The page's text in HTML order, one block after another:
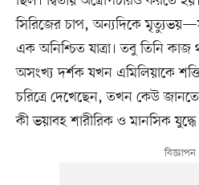
সিরিজের চাপ, অন্যদিকে
এক অনিশ্চিত যাত্রা। তবু তিনি কাজ
অসংখ্য দর্শক যখন এমিলিয়াকে
চরিত্রে দেখেছেন, তখন কেউ
কী ভয়াবহ শারীরিক ও মানসিক